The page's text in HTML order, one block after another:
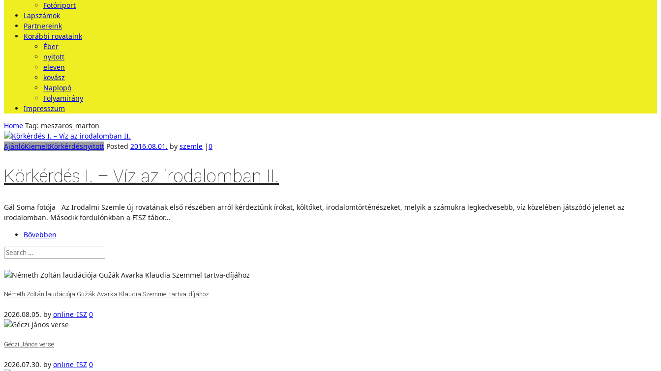
Fotóriport
Lapszámok
Partnereink
Korábbi rovataink
Éber
nyitott
eleven
kovász
Naplopó
Folyamirány
Impresszum
Home Tag: meszaros_marton
AjánlóKiemeltKörkérdésnyitott Posted 2016.08.01. by szemle |0
Körkérdés I. – Víz az irodalomban II.
Gál Soma fotója Az Irodalmi Szemle új rovatának első részében arról kérdeztünk írókat, költőket, irodalomtörténészeket, melyik a számukra legkedvesebb, víz közelében játszódó jelenet az
irodalomban. Második fordulónkban a FISZ tábor...
Bővebben
Németh Zoltán laudációja Gužák Avarka Klaudia Szemmel tartva-díjához
2026.08.05. by online_ISZ 0
Géczi János verse
2026.07.30. by online_ISZ 0